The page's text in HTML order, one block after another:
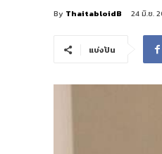
By ThaitabloidB 24 มิ.ย.
แบ่งปัน